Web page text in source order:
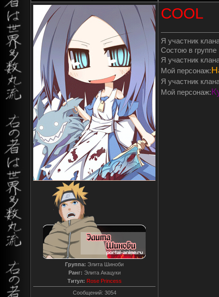
Группа: Элита Шиноби
Ранг: Элита Акацуки
Титул: Rose Princess
Сообщений: 3054
COOL
Я участник
Состою в группе
Я участник
Мой персонаж:
Я участник
Мой персонаж: